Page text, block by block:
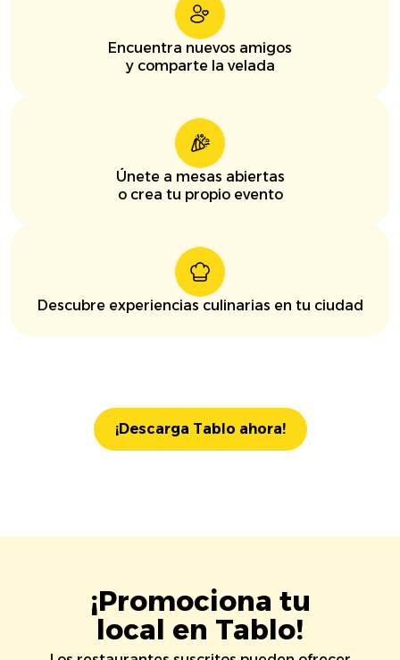
Encuentra nuevos amigos
y comparte la velada
Únete a mesas abiertas
o crea tu propio evento
Descubre experiencias culinarias en tu ciudad
¡Descarga Tablo ahora!
¡Promociona tu
local en Tablo!